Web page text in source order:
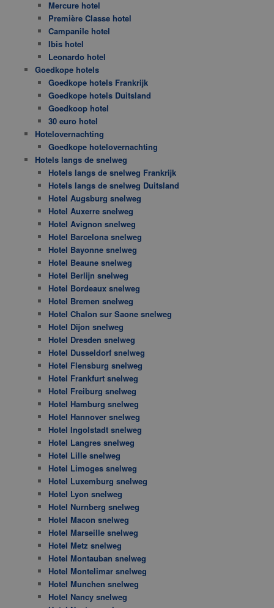
Mercure hotel
Première Classe hotel
Campanile hotel
Ibis hotel
Leonardo hotel
Goedkope hotels
Goedkope hotels Frankrijk
Goedkope hotels Duitsland
Goedkoop hotel
30 euro hotel
Hotelovernachting
Goedkope hotelovernachting
Hotels langs de snelweg
Hotels langs de snelweg Frankrijk
Hotels langs de snelweg Duitsland
Hotel Augsburg snelweg
Hotel Auxerre snelweg
Hotel Avignon snelweg
Hotel Barcelona snelweg
Hotel Bayonne snelweg
Hotel Beaune snelweg
Hotel Berlijn snelweg
Hotel Bordeaux snelweg
Hotel Bremen snelweg
Hotel Chalon sur Saone snelweg
Hotel Dijon snelweg
Hotel Dresden snelweg
Hotel Dusseldorf snelweg
Hotel Flensburg snelweg
Hotel Frankfurt snelweg
Hotel Freiburg snelweg
Hotel Hamburg snelweg
Hotel Hannover snelweg
Hotel Ingolstadt snelweg
Hotel Langres snelweg
Hotel Lille snelweg
Hotel Limoges snelweg
Hotel Luxemburg snelweg
Hotel Lyon snelweg
Hotel Nurnberg snelweg
Hotel Macon snelweg
Hotel Marseille snelweg
Hotel Metz snelweg
Hotel Montauban snelweg
Hotel Montelimar snelweg
Hotel Munchen snelweg
Hotel Nancy snelweg